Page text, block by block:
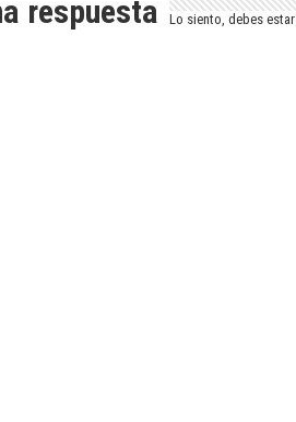
respuesta Lo siento, debes estar